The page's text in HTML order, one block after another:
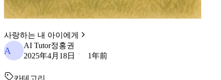
사랑하는 내 아이에게
A
AI Tutor정홍권
2025年4月18日
1年前